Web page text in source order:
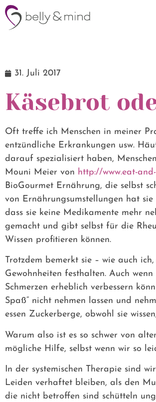
31. Juli 2017
Käsebrot
Oft treffe ich Menschen in meiner
entzündliche Erkrankungen usw.
darauf spezialisiert haben,
Mouni Meier von http://www.eat-
BioGourmet Ernährung, die selbst
von Ernährungsumstellungen hat
dass sie keine Medikamente mehr
gemacht und gibt selbst für die
Wissen profitieren können.
Trotzdem bemerkt sie – wie auch
Gewohnheiten festhalten. Auch
Schmerzen erheblich verbessern
Spaß“ nicht nehmen lassen und
essen Zuckerberge, obwohl sie
Warum also ist es so schwer von
mögliche Hilfe, selbst wenn wir so
In der systemischen Therapie sind
Leiden verhaftet bleiben, als den
die nicht betroffen sind schütteln